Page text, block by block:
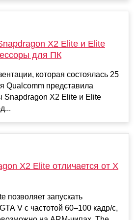
X2 Elite и Elite
для ПК
которая состоялась 25
Qualcomm представила
Snapdragon X2 Elite и Elite
X2 Elite отличается от X
позволяет запускать
V с частотой 60–100 кадр/с,